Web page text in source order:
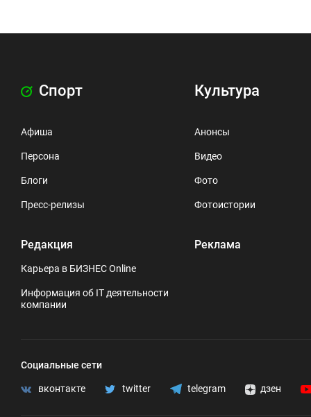
Спорт
Афиша
Персона
Блоги
Пресс-релизы
Редакция
Карьера в БИЗНЕС Online
Информация об IT деятельности
компании
Культура
Анонсы
Видео
Фото
Фотоистории
Реклама
Социальные сети
вконтакте twitter telegram дзен